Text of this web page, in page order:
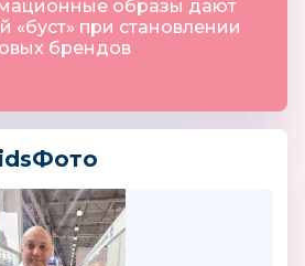
образы дают
«буст» при становлении
брендов